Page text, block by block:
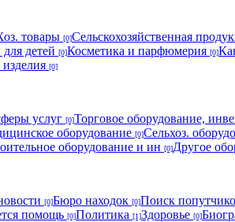
товары [0]Сельскохозяйственная
детей [0]Косметика и парфюмерия [0]
[0]
услуг [0]Торговое оборудование,
оборудование [0]Сельхоз.
оборудование и ин [0]Другое
[0]Бюро находок [0]Поиск
помощь [0]Политика [1]Здоровье [0]